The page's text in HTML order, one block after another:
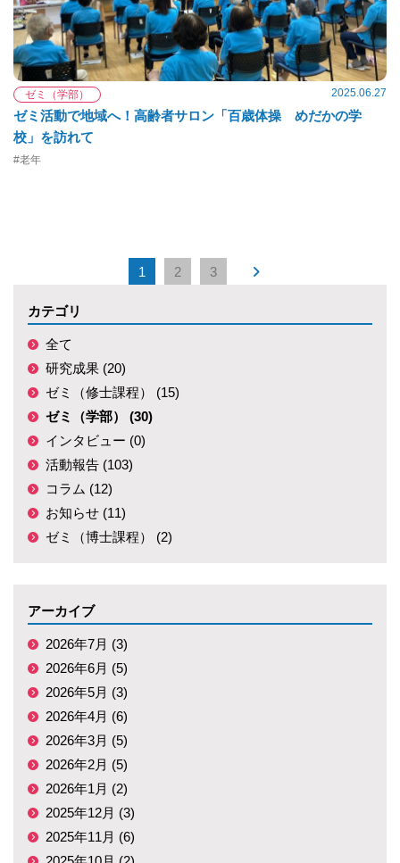
ゼミ（学部） 2025.06.27
ゼミ活動で地域へ！高齢者サロン「百歳体操 めだかの学
校」を訪れて
#老年
1 2 3
カテゴリ
全て
研究成果 (20)
ゼミ（修士課程） (15)
ゼミ（学部） (30)
インタビュー (0)
活動報告 (103)
コラム (12)
お知らせ (11)
ゼミ（博士課程） (2)
アーカイブ
2026年7月 (3)
2026年6月 (5)
2026年5月 (3)
2026年4月 (6)
2026年3月 (5)
2026年2月 (5)
2026年1月 (2)
2025年12月 (3)
2025年11月 (6)